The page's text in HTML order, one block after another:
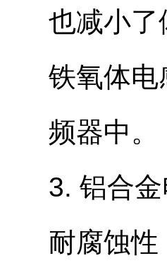
也减小了
铁氧体电
频器中。
3. 铝合
耐腐蚀性